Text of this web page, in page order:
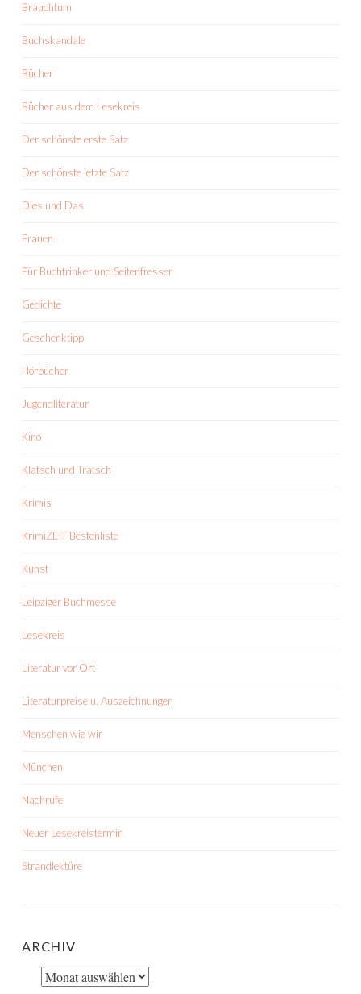
Brauchtum
Buchskandale
Bücher
Bücher aus dem Lesekreis
Der schönste erste Satz
Der schönste letzte Satz
Dies und Das
Frauen
Für Buchtrinker und Seitenfresser
Gedichte
Geschenktipp
Hörbücher
Jugendliteratur
Kino
Klatsch und Tratsch
Krimis
KrimiZEIT-Bestenliste
Kunst
Leipziger Buchmesse
Lesekreis
Literatur vor Ort
Literaturpreise u. Auszeichnungen
Menschen wie wir
München
Nachrufe
Neuer Lesekreistermin
Strandlektüre
ARCHIV
Archiv